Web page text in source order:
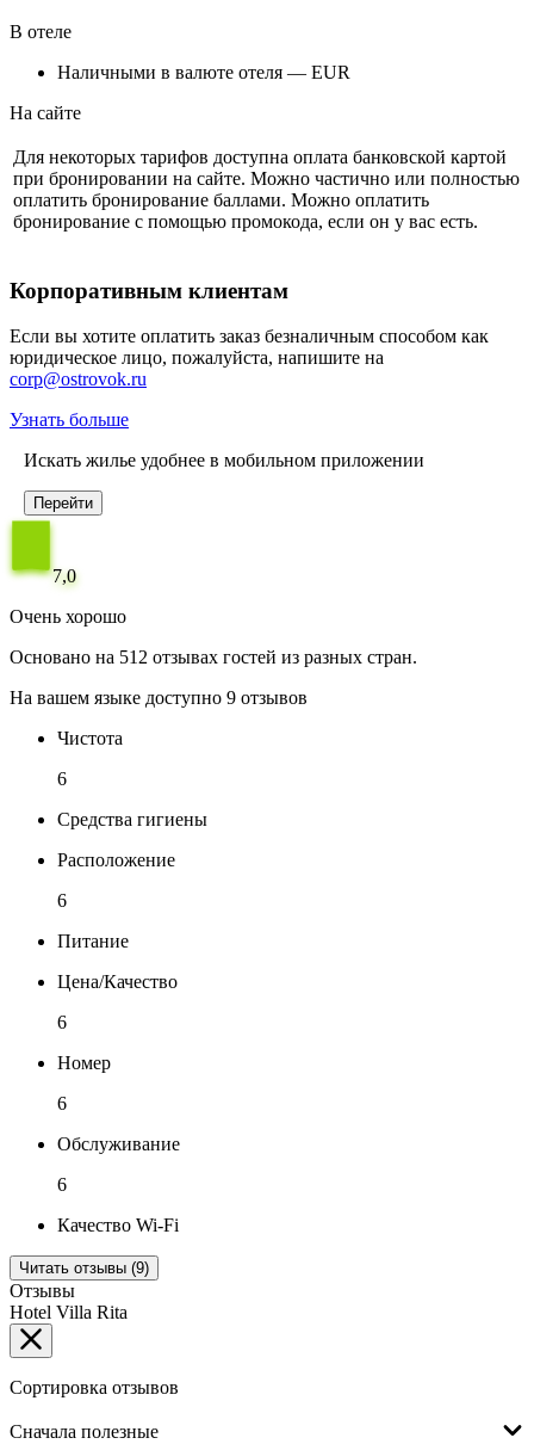
В отеле
Наличными в валюте отеля — EUR
На сайте
Для некоторых тарифов доступна оплата банковской картой
при бронировании на сайте. Можно частично или полностью
оплатить бронирование баллами. Можно оплатить
бронирование с помощью промокода, если он у вас есть.
Корпоративным клиентам
Если вы хотите оплатить заказ безналичным способом как
юридическое лицо, пожалуйста, напишите на
corp@ostrovok.ru
Узнать больше
Искать жилье удобнее в мобильном приложении
Перейти
7,0
Очень хорошо
Основано на 512 отзывах гостей из разных стран.
На вашем языке доступно 9 отзывов
Чистота
6
Средства гигиены
Расположение
6
Питание
Цена/Качество
6
Номер
6
Обслуживание
6
Качество Wi-Fi
Читать отзывы (9)
Отзывы
Hotel Villa Rita
Сортировка отзывов
Сначала полезные